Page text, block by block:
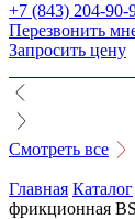
+7 (843) 204-90-
Перезвонить
Запросить цену
Смотреть все
Главная Каталог
фрикционная